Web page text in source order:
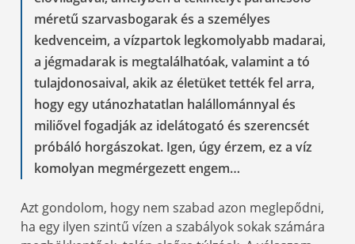
méretű szarvasbogarak és a személyes
kedvenceim, a vízpartok legkomolyabb madarai,
a jégmadarak is megtalálhatóak, valamint a tó
tulajdonosaival, akik az életüket tették fel arra,
hogy egy utánozhatatlan halállománnyal és
miliővel fogadják az idelátogató és szerencsét
próbáló horgászokat. Igen, úgy érzem, ez a víz
komolyan megmérgezett engem…
Azt gondolom, hogy nem szabad azon meglepődni,
ha egy ilyen szintű vízen a szabályok sokak számára